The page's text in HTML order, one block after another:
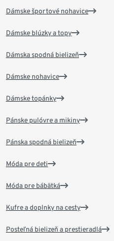
Dámske športové nohavice
Dámske blúzky a topy
Dámska spodná bielizeň
Dámske nohavice
Dámske topánky
Pánske pulóvre a mikiny
Pánska spodná bielizeň
Móda pre deti
Móda pre bábätká
Kufre a doplnky na cesty
Posteľná bielizeň a prestieradlá